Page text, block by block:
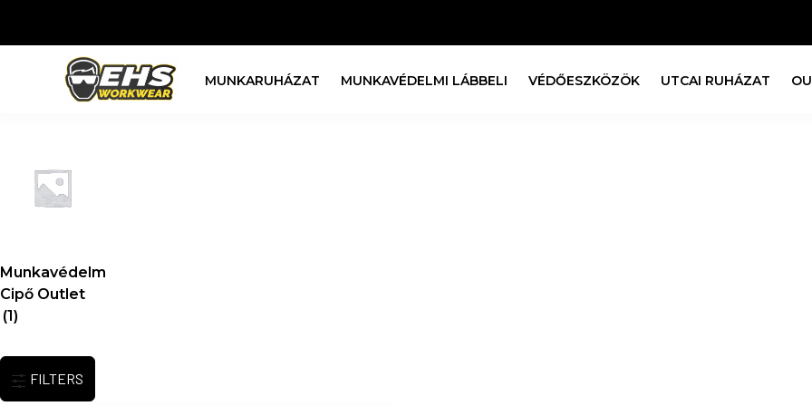
MUNKARUHÁZAT MUNKAVÉDELMI LÁBBELI VÉDŐESZKÖZÖK UTCAI RUHÁZAT
Munkavédelmi
Cipő Outlet
(1)
FILTERS